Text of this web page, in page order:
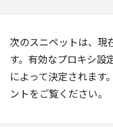
次のスニペットは、現
す。有効なプロキシ設
によって決定されます
ントをご覧ください。